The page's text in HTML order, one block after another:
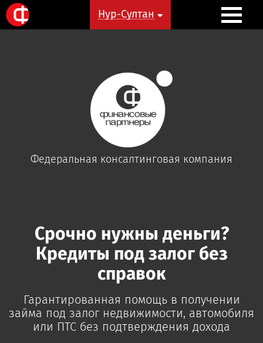
Нур-Султан
Нур-Султан
Федеральная консалтинговая компания
Срочно нужны деньги?
Кредиты под залог без
справок
Гарантированная помощь в получении
займа под залог недвижимости, автомобиля
или ПТС без подтверждения дохода